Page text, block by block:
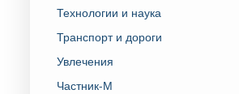
Технологии и наука
Транспорт и дороги
Увлечения
Частник-М